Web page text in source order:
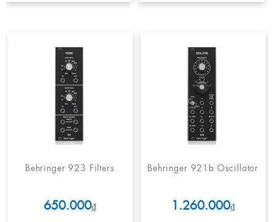
Behringer 923 Filters
650.000₫
Behringer 921b Oscillator
1.260.000₫